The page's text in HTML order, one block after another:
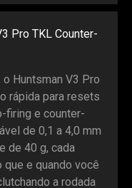
Pro TKL Counter-
Huntsman V3 Pro
rápida para resets
firing e counter-
de 0,1 a 4,0 mm
de 40 g, cada
e quando você
a rodada